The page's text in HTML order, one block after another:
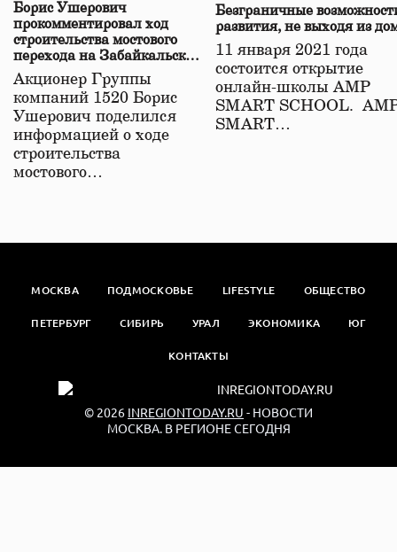
Борис Ушерович
прокомментировал ход
строительства мостового
перехода на Забайкальской
железной дороге
Акционер Группы
компаний 1520 Борис
Ушерович поделился
информацией о ходе
строительства
мостового…
Безграничные
развития, не выходя из
11 января 2021 года
состоится открытие
онлайн-школы АМР
SMART SCHOOL.
SMART…
МОСКВА ПОДМОСКОВЬЕ LIFESTYLE ОБЩЕСТВО
ПЕТЕРБУРГ СИБИРЬ УРАЛ ЭКОНОМИКА ЮГ
КОНТАКТЫ
© 2026 INREGIONTODAY.RU - НОВОСТИ
МОСКВА. В РЕГИОНЕ СЕГОДНЯ